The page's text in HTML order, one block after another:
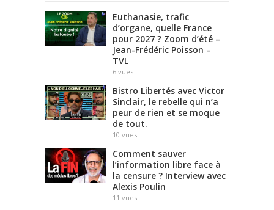
Euthanasie, trafic
d’organe, quelle France
pour 2027 ? Zoom d’été –
Jean-Frédéric Poisson –
TVL
6 vues
Bistro Libertés avec Victor
Sinclair, le rebelle qui n’a
peur de rien et se moque
de tout.
10 vues
Comment sauver
l’information libre face à
la censure ? Interview avec
Alexis Poulin
11 vues